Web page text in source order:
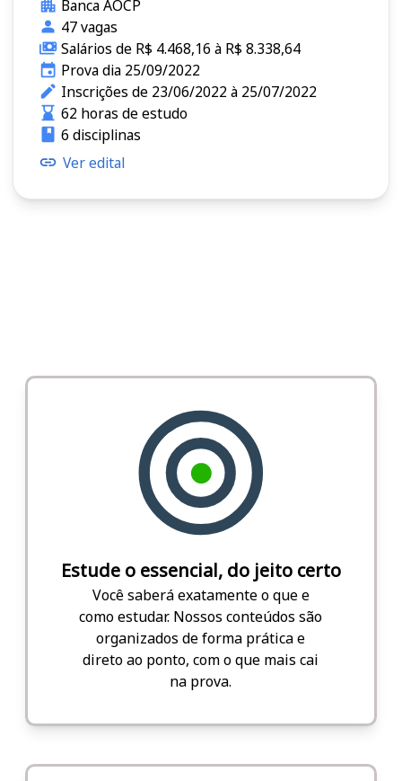
Banca AOCP
47 vagas
Salários de R$ 4.468,16 à R$ 8.338,64
Prova dia 25/09/2022
Inscrições de 23/06/2022 à 25/07/2022
62 horas de estudo
6 disciplinas
Ver edital
Estude o essencial, do jeito certo
Você saberá exatamente o que e
como estudar. Nossos conteúdos são
organizados de forma prática e
direto ao ponto, com o que mais cai
na prova.